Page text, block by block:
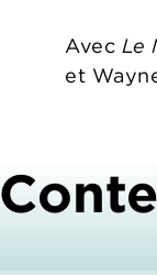
Avec Le
et